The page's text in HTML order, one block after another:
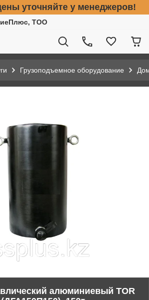
уточняйте у менеджеров!
ТОО
Грузоподъемное оборудование
алюминиевый TOR